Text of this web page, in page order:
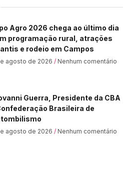
Agro 2026 chega ao último dia
programação rural, atrações
e rodeio em Campos
agosto de 2026 Nenhum comentário
Guerra, Presidente da CBA
Brasileira de
agosto de 2026 Nenhum comentário